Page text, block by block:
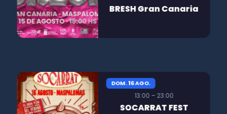
BRESH Gran Canaria
DOM. 16 AGO.
13:00 – 23:00
SOCARRAT FEST